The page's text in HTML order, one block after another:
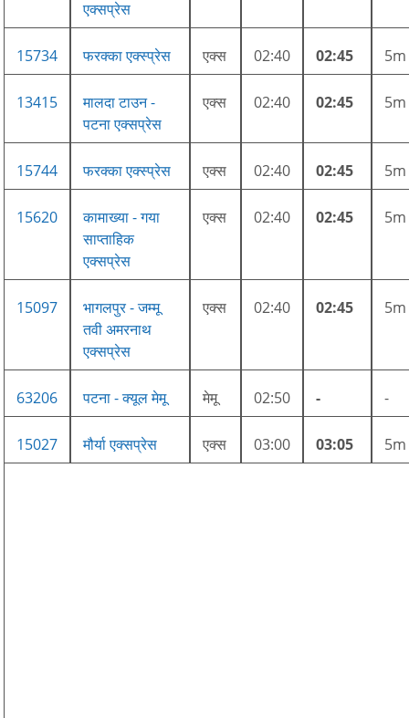
एक्सप्रेस
15734 फरक्का एक्स्प्रेस एक्स 02:40 02:45 5m
13415
मालदा टाउन -
पटना एक्सप्रेस
एक्स 02:40 02:45 5m
15744 फरक्का एक्स्प्रेस एक्स 02:40 02:45 5m
15620
कामाख्या - गया
साप्ताहिक
एक्सप्रेस
एक्स 02:40 02:45 5m
15097
भागलपुर - जम्मू
तवी अमरनाथ
एक्सप्रेस
एक्स 02:40 02:45 5m
63206 पटना - क्यूल मेमू मेमू 02:50 - -
15027 मौर्या एक्सप्रेस एक्स 03:00 03:05 5m